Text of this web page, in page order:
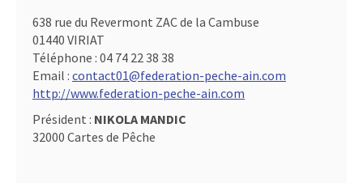
638 rue du Revermont ZAC de la Cambuse
01440 VIRIAT
Téléphone : 04 74 22 38 38
Email : contact01@federation-peche-ain.com
http://www.federation-peche-ain.com
Président : NIKOLA MANDIC
32000 Cartes de Pêche